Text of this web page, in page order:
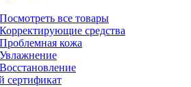
Посмотреть все товары
Корректирующие средства
Проблемная кожа
Увлажнение
Восстановление
сертификат